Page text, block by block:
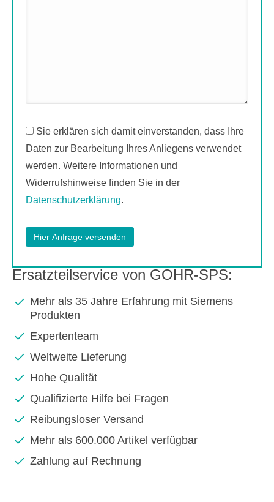
Sie erklären sich damit einverstanden, dass Ihre
Daten zur Bearbeitung Ihres Anliegens verwendet
werden. Weitere Informationen und
Widerrufshinweise finden Sie in der
Datenschutzerklärung.
Ersatzteilservice von GOHR-SPS:
Mehr als 35 Jahre Erfahrung mit Siemens
Produkten
Expertenteam
Weltweite Lieferung
Hohe Qualität
Qualifizierte Hilfe bei Fragen
Reibungsloser Versand
Mehr als 600.000 Artikel verfügbar
Zahlung auf Rechnung